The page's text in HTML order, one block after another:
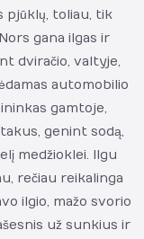
pjūklų, toliau, tik
gana ilgas ir
dviračio, valtyje,
automobilio
gamtoje,
genint sodą,
medžioklei. Ilgu
rečiau reikalinga
ilgio, mažo svorio
už sunkius ir